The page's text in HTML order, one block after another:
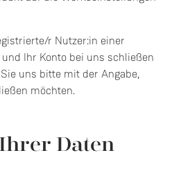
r Nutzer:in einer
Ihr Konto bei uns schließen
uns bitte mit der Angabe,
möchten.
Daten